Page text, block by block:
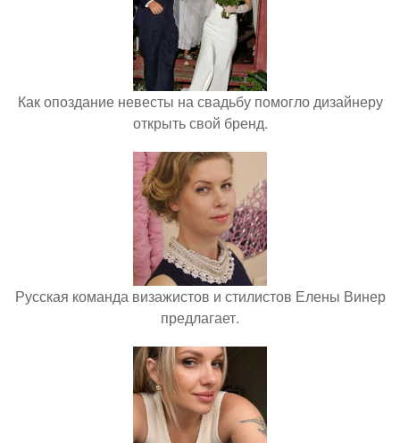
Как опоздание невесты на свадьбу помогло дизайнеру
открыть свой бренд.
Русская команда визажистов и стилистов Елены Винер
предлагает.